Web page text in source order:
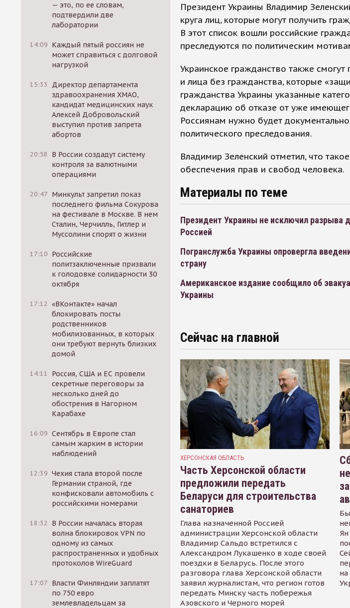
— это, по ее словам,
подтвердили две
лаборатории
14:09 Каждый пятый россиян не
может справиться с долговой
нагрузкой
15:33
Директор департамента
здравоохранения ХМАО,
кандидат медицинских наук
Алексей Добровольский
выступил против запрета
абортов
20:58
В России создадут систему
контроля за валютными
операциями
20:47 Минкульт запретил показ
последнего фильма Сокурова
на фестивале в Москве. В нем
Сталин, Черчилль, Гитлер и
Муссолини спорят о жизни
17:10 Российские
политзаключенные призвали
к голодовке солидарности 30
октября
17:12 «ВКонтакте» начал
блокировать посты
родственников
мобилизованных, в которых
они требуют вернуть близких
домой
14:11
Россия, США и ЕС провели
секретные переговоры за
несколько дней до
обострения в Нагорном
Карабахе
16:09 Сентябрь в Европе стал
самым жарким в истории
наблюдений
12:39 Чехия стала второй после
Германии страной, где
конфисковали автомобиль с
российскими номерами
18:32
В России началась вторая
волна блокировок VPN по
одному из самых
распространенных и удобных
протоколов WireGuard
17:07 Власти Финляндии заплатят
по 750 евро
землевладельцам за
Президент Украины Владимир
круга лиц, которые могут получить
В этот список вошли российские
преследуются по политическим
Украинское гражданство также
и лица без гражданства, которые
гражданства Украины указанные
декларацию об отказе от уже
Россиянам нужно будет
политического преследования.
Владимир Зеленский отметил, что
обеспечения прав и свобод человека.
Материалы по теме
Президент Украины не исключил разрыва
Россией
Погранслужба Украины опровергла
страну
Американское издание сообщило об
Украины
Сейчас на главной
ХЕРСОНСКАЯ ОБЛАСТЬ
Часть Херсонской области
предложили передать
Беларуси для строительства
санаториев
Глава назначенной Россией
администрации Херсонской области
Владимир Сальдо встретился с
Александром Лукашенко в ходе своей
поездки в Беларусь. После этого
разговора глава Херсонской области
заявил журналистам, что регион готов
передать Минску часть побережья
Азовского и Черного морей